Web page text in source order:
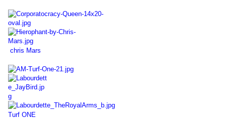
chris Mars
Turf ONE